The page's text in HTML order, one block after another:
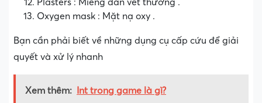
Plasters : Miếng dán vết thương .
Oxygen mask : Mặt nạ oxy .
Bạn cần phải biết về những dụng cụ cấp cứu để giải
quyết và xử lý nhanh
Xem thêm: Int trong game là gì?